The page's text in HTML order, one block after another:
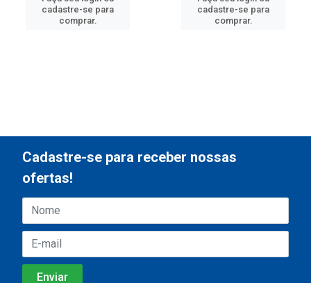
cadastre-se para
comprar.
cadastre-se para
comprar.
Cadastre-se para receber nossas
ofertas!